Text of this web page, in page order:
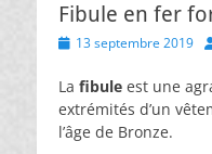
Fibule en fer
Posted13 septembre 2019
La fibule est une
extrémités d’un
l’âge de Bronze.